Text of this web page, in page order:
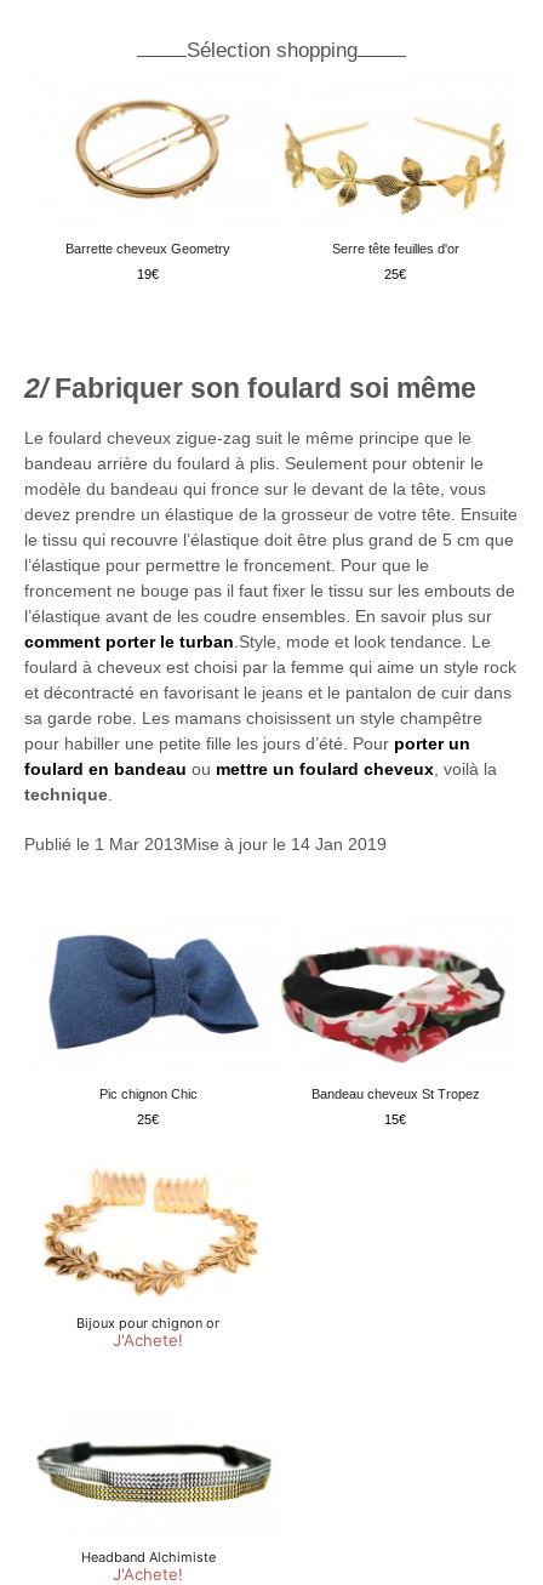
Sélection shopping
Barrette cheveux Geometry
19
Serre tête feuilles d'or
25
Fabriquer son foulard soi même
Le foulard cheveux zigue-zag suit le même principe que le
bandeau arrière du foulard à plis. Seulement pour obtenir le
modèle du bandeau qui fronce sur le devant de la tête, vous
devez prendre un élastique de la grosseur de votre tête. Ensuite
le tissu qui recouvre l’élastique doit être plus grand de 5 cm que
l’élastique pour permettre le froncement. Pour que le
froncement ne bouge pas il faut fixer le tissu sur les embouts de
l’élastique avant de les coudre ensembles. En savoir plus sur
comment porter le turban .Style, mode et look tendance. Le
foulard à cheveux est choisi par la femme qui aime un style rock
et décontracté en favorisant le jeans et le pantalon de cuir dans
sa garde robe. Les mamans choisissent un style champêtre
pour habiller une petite fille les jours d’été. Pour porter un
foulard en bandeau ou mettre un foulard cheveux , voilà la
technique
Publié le 1 Mar 2013Mise à jour le 14 Jan 2019
Pic chignon Chic
25
Bandeau cheveux St Tropez
15